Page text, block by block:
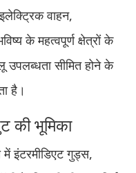
वाहन,
के महत्वपूर्ण क्षेत्रों के
उपलब्धता सीमित होने के
है।
की भूमिका
में इंटरमीडिएट गुड्स,